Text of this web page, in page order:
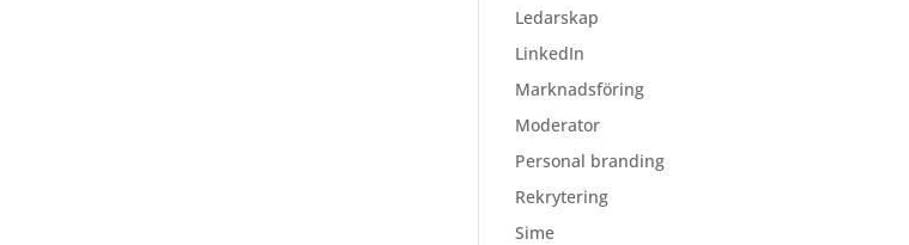
Ledarskap
LinkedIn
Marknadsföring
Moderator
Personal branding
Rekrytering
Sime